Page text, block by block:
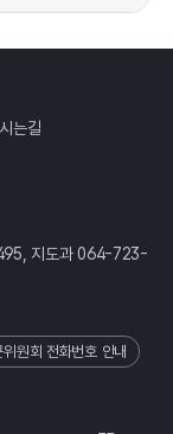
는길
지도과 064-723-
위원회 전화번호 안내